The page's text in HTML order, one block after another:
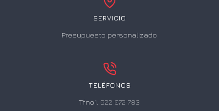
SERVICIO
Presupuesto personalizado
TELÉFONOS
Tfno1: 622 072 783